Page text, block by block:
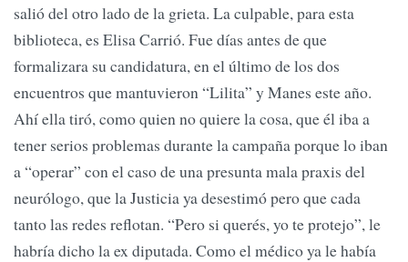
salió del otro lado de la grieta. La culpable, para esta
biblioteca, es Elisa Carrió. Fue días antes de que
formalizara su candidatura, en el último de los dos
encuentros que mantuvieron “Lilita” y Manes este año.
Ahí ella tiró, como quien no quiere la cosa, que él iba a
tener serios problemas durante la campaña porque lo iban
a “operar” con el caso de una presunta mala praxis del
neurólogo, que la Justicia ya desestimó pero que cada
tanto las redes reflotan. “Pero si querés, yo te protejo”, le
habría dicho la ex diputada. Como el médico ya le había